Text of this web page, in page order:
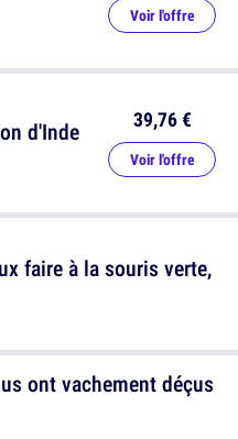
d'Inde 39,76 €
Voir l'offre
ont vachement déçus
Voir l'offre
faire à la souris verte,